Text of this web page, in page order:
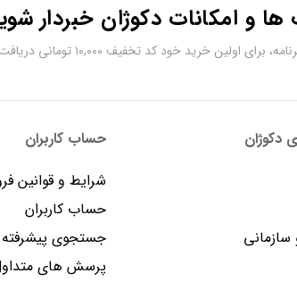
ها و امکانات دکوژان خبردار
اولین خرید خود کد تخفیف ۱۰,۰۰۰ تومانی دریافت کنید.
دکوژان
حساب کاربران
شرایط و قوانین
حساب کاربران
جستجوی پیشرفته
پرسش های